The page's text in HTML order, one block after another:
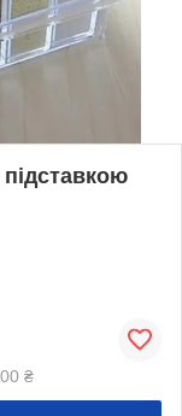
підставкою
₴